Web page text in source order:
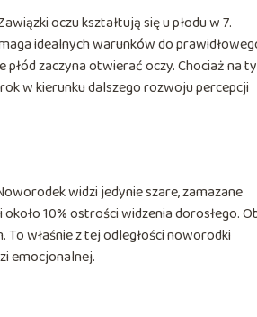
oczu kształtują się u płodu w 7.
idealnych warunków do
zaczyna otwierać oczy. Chociaż na
w kierunku dalszego rozwoju percepcji
widzi jedynie szare, zamazane
10% ostrości widzenia dorosłego.
właśnie z tej odległości noworodki
emocjonalnej.